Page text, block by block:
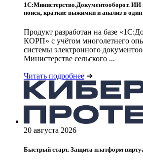
1С:Министерство.Документооборот. ИИ
поиск, краткие выжимки и анализ в
Продукт разработан на базе
КОРП» с учётом многолетнего
системы электронного
Министерстве сельского ...
Читать подробнее ➔
20 августа 2026
Быстрый старт. Защита платформ